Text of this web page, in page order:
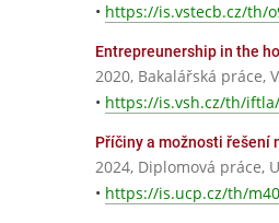
• https://is.vstecb.cz/th/
Entrepreunership in the
2020, Bakalářská práce,
• https://is.vsh.cz/th/iftla/
Příčiny a možnosti řešení
2024, Diplomová práce,
• https://is.ucp.cz/th/